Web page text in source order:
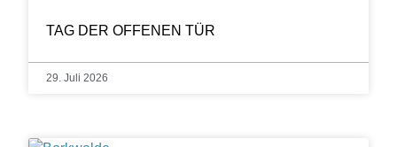
TAG DER OFFENEN TÜR
29. Juli 2026